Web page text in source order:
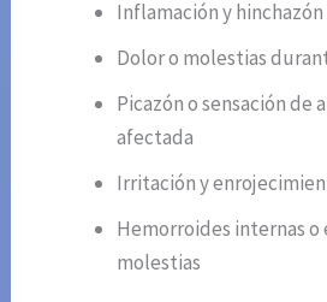
Inflamación y hinchazón
Dolor o molestias
Picazón o sensación de
afectada
Irritación y
Hemorroides internas o
molestias